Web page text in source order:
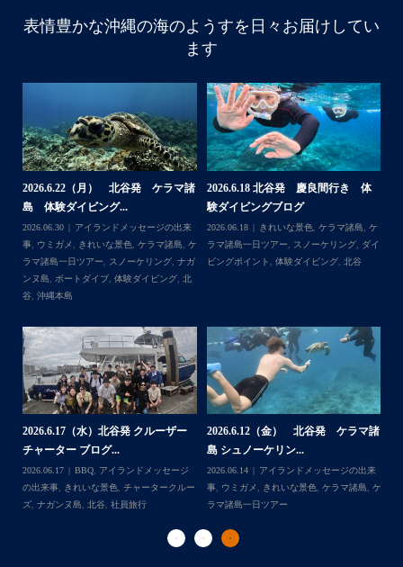
はいさい
アイランドメッセージです
最近は、連日クルーザーチャーターのご利用が続いていて
梅雨明け後のパーフェクトな海でバナナボートに船上
BBQ、シュノーケリングとお楽しみ頂いております
・
・
何ヶ月も前からやり取りさせて頂き温めていたご予約でし
たので、お天気とコンディションに恵まれて、皆さん大満
足な一日を過ごして頂けて本当によかったです
また来年も社員旅行で沖縄へいらっしゃる際は是非ご利用
くださいね！！
ありがとうございました
...
表情豊かな沖縄の海のようすを日々お届けしてい
ます
【台風13号によるツアー中止のお知
らせ】
2026.08.06
アイランドメッセージの出来
事, 台風
2026.8.2（火） 北谷発 ケラマ諸
島 体験ダイビング&...
2026.08.03
アイランドメッセージの出来
事,きれいな景色,ケラマ諸島, ケラマ諸島
一日ツアー ,スノーケリング,ナガンヌ島
2026.7.28（火） 北谷発 ケラマ諸
島 体験ダイビング...
2026.07.30
アイランドメッセージの出来
事,ウミウシ ,きれいな景色, ケラマ諸島,ケ
ラマ諸島一日ツアー,スノーケリング, 体験
ダイビング,北谷
2026.7.23 北谷発 慶良間行き 体
験ダイビング＆シュ...
きれいな景色 ケラマ諸島
ケ
ラマ諸島一日ツアー
,スノーケリング,ダイ
ビングポイント